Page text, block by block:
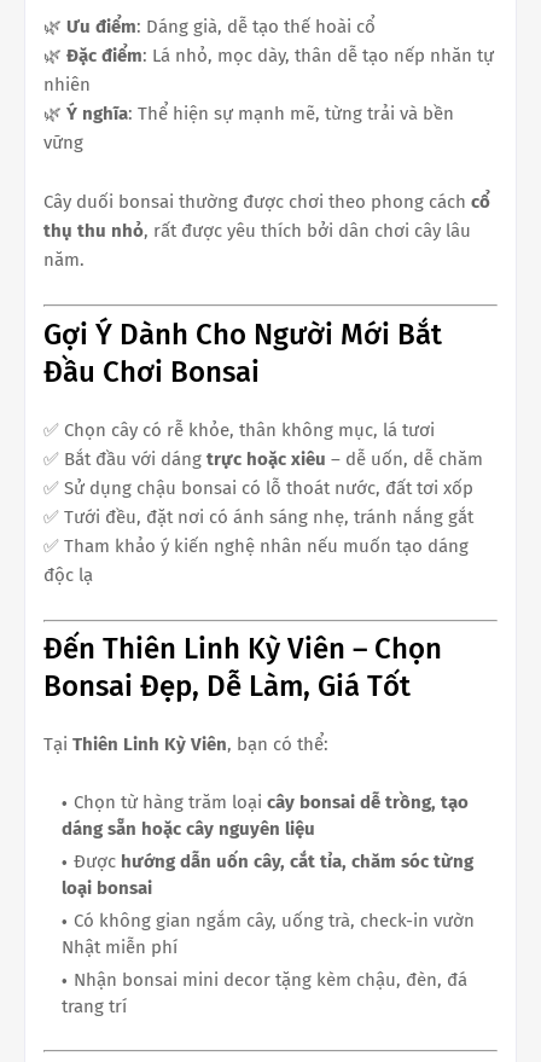
🌿 Ưu điểm: Dáng già, dễ tạo thế hoài cổ
🌿 Đặc điểm: Lá nhỏ, mọc dày, thân dễ tạo nếp nhăn tự
nhiên
🌿 Ý nghĩa: Thể hiện sự mạnh mẽ, từng trải và bền
vững
Cây duối bonsai thường được chơi theo phong cách cổ
thụ thu nhỏ, rất được yêu thích bởi dân chơi cây lâu
năm.
Gợi Ý Dành Cho Người Mới Bắt
Đầu Chơi Bonsai
✅ Chọn cây có rễ khỏe, thân không mục, lá tươi
✅ Bắt đầu với dáng trực hoặc xiêu – dễ uốn, dễ chăm
✅ Sử dụng chậu bonsai có lỗ thoát nước, đất tơi xốp
✅ Tưới đều, đặt nơi có ánh sáng nhẹ, tránh nắng gắt
✅ Tham khảo ý kiến nghệ nhân nếu muốn tạo dáng
độc lạ
Đến Thiên Linh Kỳ Viên – Chọn
Bonsai Đẹp, Dễ Làm, Giá Tốt
Tại Thiên Linh Kỳ Viên, bạn có thể:
Chọn từ hàng trăm loại cây bonsai dễ trồng, tạo
dáng sẵn hoặc cây nguyên liệu
Được hướng dẫn uốn cây, cắt tỉa, chăm sóc từng
loại bonsai
Có không gian ngắm cây, uống trà, check-in vườn
Nhật miễn phí
Nhận bonsai mini decor tặng kèm chậu, đèn, đá
trang trí